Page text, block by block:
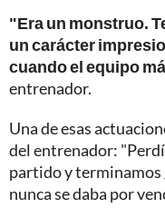
"Era un monstruo.
un carácter
cuando el equipo
entrenador.
Una de esas
del entrenador:
partido y terminamos
nunca se daba por